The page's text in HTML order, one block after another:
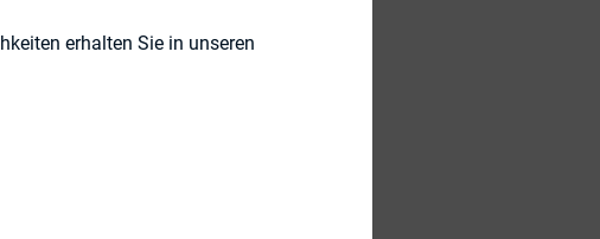
erhalten Sie in unseren